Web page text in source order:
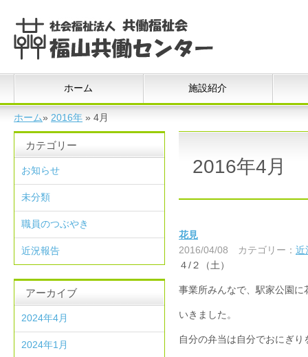
ホーム 施設紹介
ホーム» 2016年 » 4月
2016年4月
花見
2016/04/08
カテゴリー： 近
４/２（土）
事業所みんなで、駅家公園に
いきました。
自分の弁当は自分でおにぎり
カテゴリー
お知らせ
未分類
職員のつぶやき
近況報告
アーカイブ
2024年4月
2024年1月